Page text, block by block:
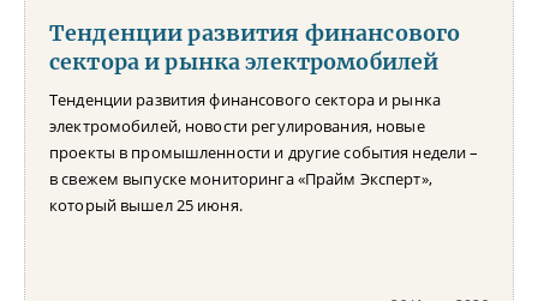
Тенденции развития финансового
сектора и рынка электромобилей
Тенденции развития финансового сектора и рынка
электромобилей, новости регулирования, новые
проекты в промышленности и другие события недели –
в свежем выпуске мониторинга «Прайм Эксперт»,
который вышел 25 июня.